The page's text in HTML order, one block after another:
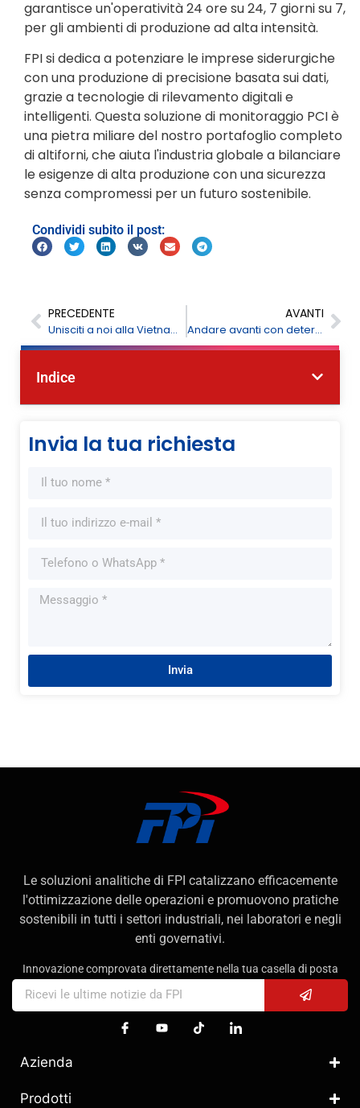
garantisce un'operatività 24 ore su 24, 7 giorni su 7,
per gli ambienti di produzione ad alta intensità.
FPI si dedica a potenziare le imprese siderurgiche
con una produzione di precisione basata sui dati,
grazie a tecnologie di rilevamento digitali e
intelligenti. Questa soluzione di monitoraggio PCI è
una pietra miliare del nostro portafoglio completo
di altiforni, che aiuta l'industria globale a bilanciare
le esigenze di alta produzione con una sicurezza
senza compromessi per un futuro sostenibile.
Condividi subito il post:
PRECEDENTE
Unisciti a noi alla Vietnam Water Week 2025 - Stand 204
AVANTI
Andare avanti con determinazione: Buon Anno Nuovo 2026 da FPI
Indice
Invia la tua richiesta
Invia
Le soluzioni analitiche di FPI catalizzano efficacemente
l'ottimizzazione delle operazioni e promuovono pratiche
sostenibili in tutti i settori industriali, nei laboratori e negli
enti governativi.
Innovazione comprovata direttamente nella tua casella di posta
Azienda
Prodotti